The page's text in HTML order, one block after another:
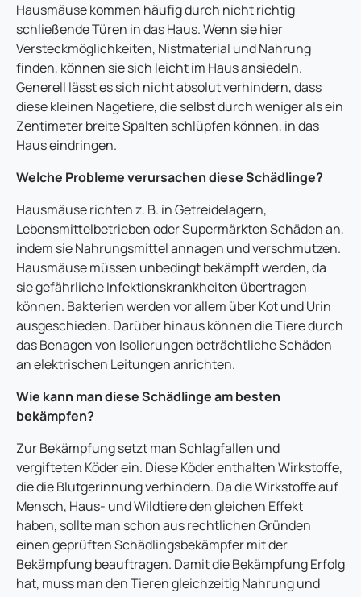
Hausmäuse kommen häufig durch nicht richtig
schließende Türen in das Haus. Wenn sie hier
Versteckmöglichkeiten, Nistmaterial und Nahrung
finden, können sie sich leicht im Haus ansiedeln.
Generell lässt es sich nicht absolut verhindern, dass
diese kleinen Nagetiere, die selbst durch weniger als ein
Zentimeter breite Spalten schlüpfen können, in das
Haus eindringen.
Welche Probleme verursachen diese Schädlinge?
Hausmäuse richten z. B. in Getreidelagern,
Lebensmittelbetrieben oder Supermärkten Schäden an,
indem sie Nahrungsmittel annagen und verschmutzen.
Hausmäuse müssen unbedingt bekämpft werden, da
sie gefährliche Infektionskrankheiten übertragen
können. Bakterien werden vor allem über Kot und Urin
ausgeschieden. Darüber hinaus können die Tiere durch
das Benagen von Isolierungen beträchtliche Schäden
an elektrischen Leitungen anrichten.
Wie kann man diese Schädlinge am besten
bekämpfen?
Zur Bekämpfung setzt man Schlagfallen und
vergifteten Köder ein. Diese Köder enthalten Wirkstoffe,
die die Blutgerinnung verhindern. Da die Wirkstoffe auf
Mensch, Haus- und Wildtiere den gleichen Effekt
haben, sollte man schon aus rechtlichen Gründen
einen geprüften Schädlingsbekämpfer mit der
Bekämpfung beauftragen. Damit die Bekämpfung Erfolg
hat, muss man den Tieren gleichzeitig Nahrung und